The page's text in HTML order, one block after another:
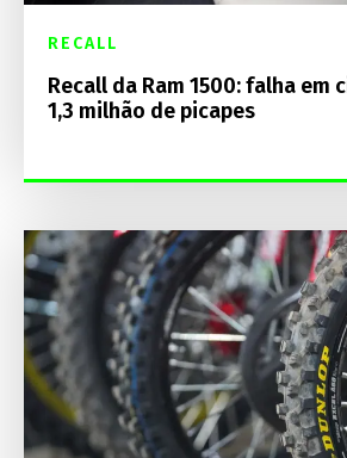
RECALL
Recall da Ram 1500: falha em
1,3 milhão de picapes